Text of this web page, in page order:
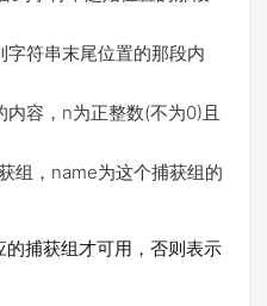
符串末尾位置的那段内
容，n为正整数(不为0)且
组，name为这个捕获组的
捕获组才可用，否则表示